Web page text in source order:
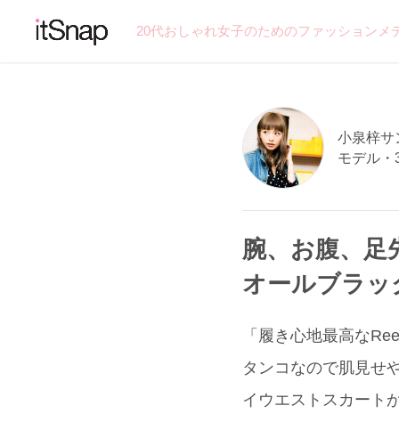
20代おしゃれ女子のためのファッション
小泉梓サ
モデル・
腕、お腹、足
オールブラッ
「履き心地最高な
タンコなので肌見せ
イウエストスカート